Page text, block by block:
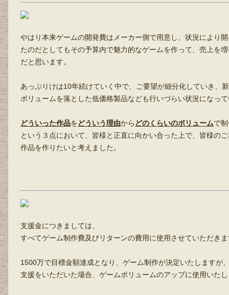
やはり本来ゲームの開発費はメーカー側で用意し、状況により
たのだとしてもその予算内で魅力的なゲームを作って、売上を
だと思います。
あっぷりけは10年続けていく中で、ご要望が細分化していき、
ボリュームを落とした低価格製品なども行いづらい状況になっ
どういった作品をどういう理由から どのくらいのボリュームで
という３点において、皆様と正直に向かい合った上で、皆様の
作品を作りたいと考えました。
支援金につきましては、
すべてゲーム制作費及びリターンの費用に使用させていただき
1500万で目標金額達成となり、ゲーム制作が決定いたしますが
支援をいただいた場合、ゲームボリュームのアップに使用いた